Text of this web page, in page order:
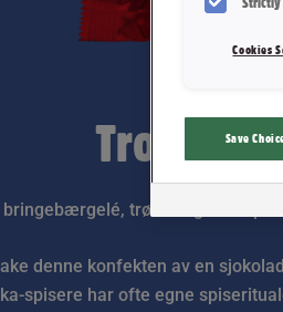
Troika -
trøffel og
denne konfekten av en
spisere har ofte egne
Cookies
Save